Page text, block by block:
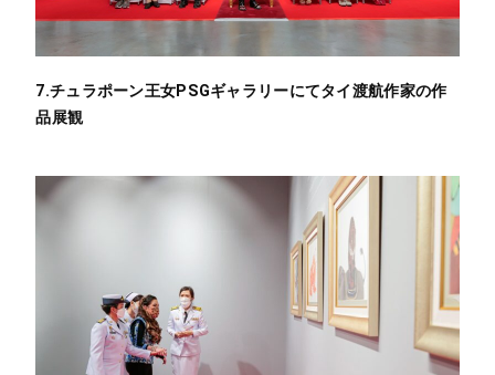
7.チュラポーン王女PSGギャラリーにてタイ渡航作家の作
品展観